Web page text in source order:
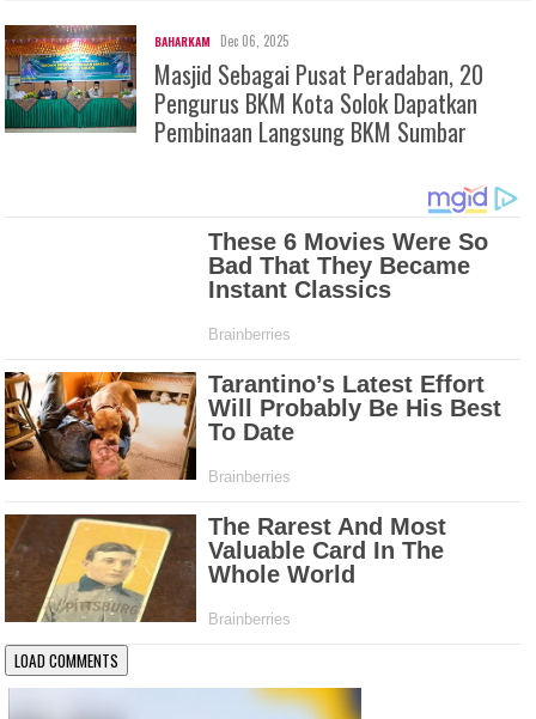
BAHARKAM Dec 06, 2025
Masjid Sebagai Pusat Peradaban, 20
Pengurus BKM Kota Solok Dapatkan
Pembinaan Langsung BKM Sumbar
LOAD COMMENTS